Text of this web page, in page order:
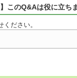
このQ&Aは役に立ち
ださい。